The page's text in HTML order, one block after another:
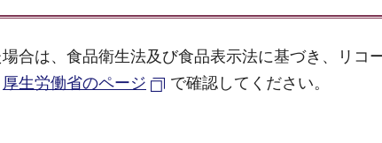
合は、食品衛生法及び食品表示法に基づき、リコ
厚生労働省のページ で確認してください。